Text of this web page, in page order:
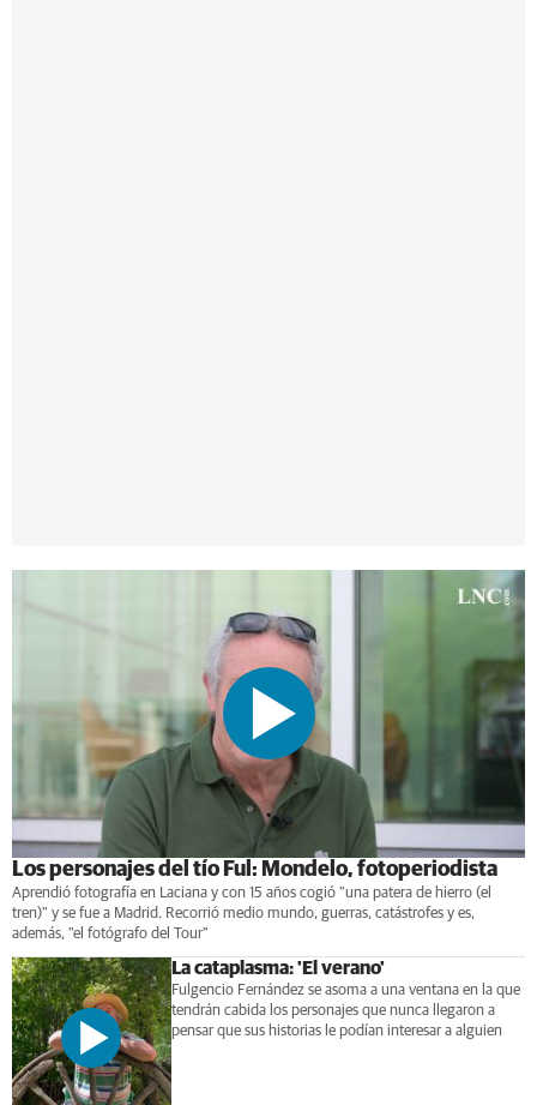
Los personajes del tío Ful: Mondelo, fotoperiodista
Aprendió fotografía en Laciana y con 15 años cogió "una patera de hierro (el
tren)" y se fue a Madrid. Recorrió medio mundo, guerras, catástrofes y es,
además, "el fotógrafo del Tour"
La cataplasma: 'El verano'
Fulgencio Fernández se asoma a una ventana en la que
tendrán cabida los personajes que nunca llegaron a
pensar que sus historias le podían interesar a alguien